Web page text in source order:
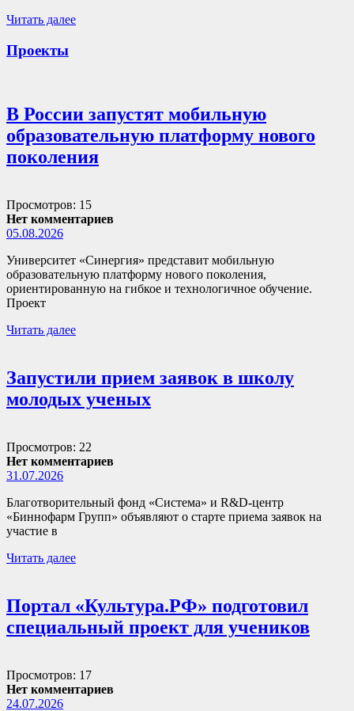
Читать далее
Проекты
В России запустят мобильную
образовательную платформу нового
поколения
Просмотров: 15
Нет комментариев
05.08.2026
Университет «Синергия» представит мобильную
образовательную платформу нового поколения,
ориентированную на гибкое и технологичное обучение.
Проект
Читать далее
Запустили прием заявок в школу
молодых ученых
Просмотров: 22
Нет комментариев
31.07.2026
Благотворительный фонд «Система» и R&D-центр
«Биннофарм Групп» объявляют о старте приема заявок на
участие в
Читать далее
Портал «Культура.РФ» подготовил
специальный проект для учеников
Просмотров: 17
Нет комментариев
24.07.2026